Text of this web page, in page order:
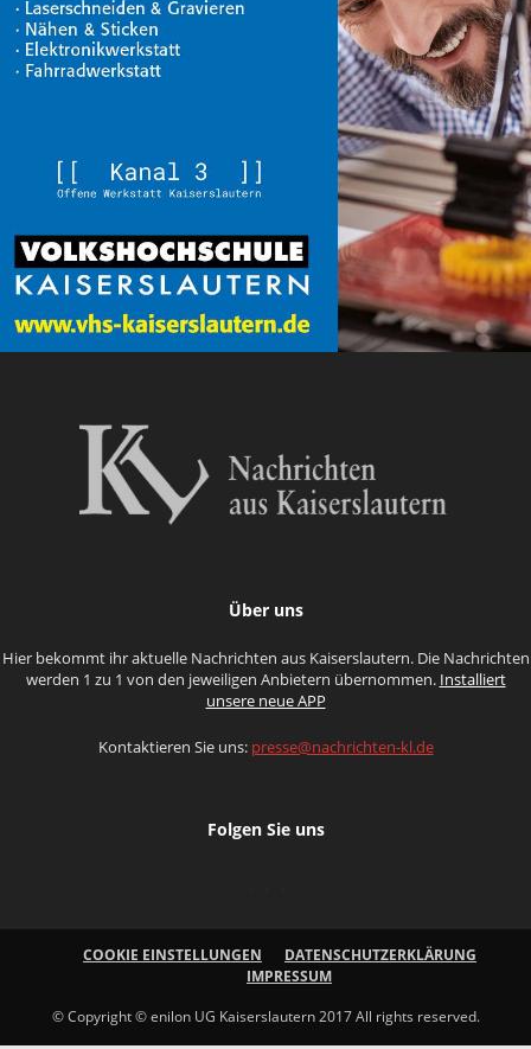
Über uns
Hier bekommt ihr aktuelle Nachrichten aus Kaiserslautern. Die Nachrichten
werden 1 zu 1 von den jeweiligen Anbietern übernommen. Installiert
unsere neue APP
Kontaktieren Sie uns: presse@nachrichten-kl.de
Folgen Sie uns
COOKIE EINSTELLUNGEN
DATENSCHUTZERKLÄRUNG
IMPRESSUM
© Copyright © enilon UG Kaiserslautern 2017 All rights reserved.